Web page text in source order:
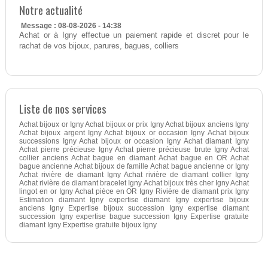
Notre actualité
Message : 08-08-2026 - 14:38
Achat or à Igny effectue un paiement rapide et discret pour le
rachat de vos bijoux, parures, bagues, colliers
Liste de nos services
Achat bijoux or Igny Achat bijoux or prix Igny Achat bijoux anciens Igny
Achat bijoux argent Igny Achat bijoux or occasion Igny Achat bijoux
successions Igny Achat bijoux or occasion Igny Achat diamant Igny
Achat pierre précieuse Igny Achat pierre précieuse brute Igny Achat
collier anciens Achat bague en diamant Achat bague en OR Achat
bague ancienne Achat bijoux de famille Achat bague ancienne or Igny
Achat rivière de diamant Igny Achat rivière de diamant collier Igny
Achat rivière de diamant bracelet Igny Achat bijoux très cher Igny Achat
lingot en or Igny Achat pièce en OR Igny Rivière de diamant prix Igny
Estimation diamant Igny expertise diamant Igny expertise bijoux
anciens Igny Expertise bijoux succession Igny expertise diamant
succession Igny expertise bague succession Igny Expertise gratuite
diamant Igny Expertise gratuite bijoux Igny